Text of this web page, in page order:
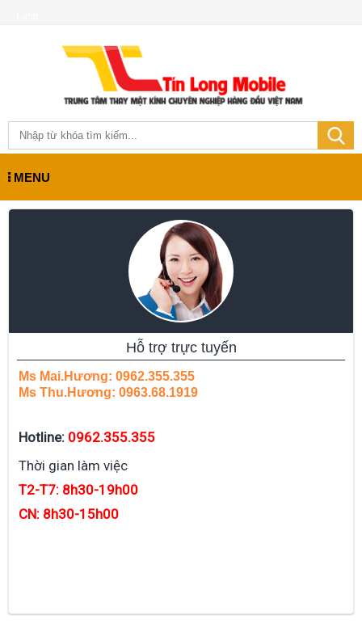
MENU
Hỗ trợ trực tuyến
Ms Mai.Hương: 0962.355.355
Ms Thu.Hương: 0963.68.1919
Hotline: 0962.355.355
Thời gian làm việc
T2-T7: 8h30-19h00
CN: 8h30-15h00